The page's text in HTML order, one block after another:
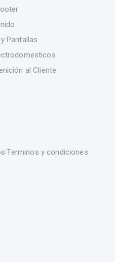
Pantallas
al Cliente
Terminos y condiciones